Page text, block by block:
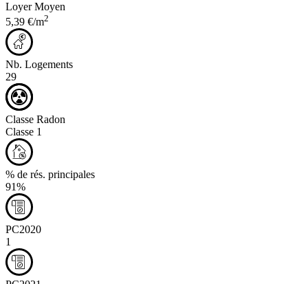
Loyer Moyen
5,39 €/m2
Nb. Logements
29
Classe Radon
Classe 1
% de rés. principales
91%
PC2020
1